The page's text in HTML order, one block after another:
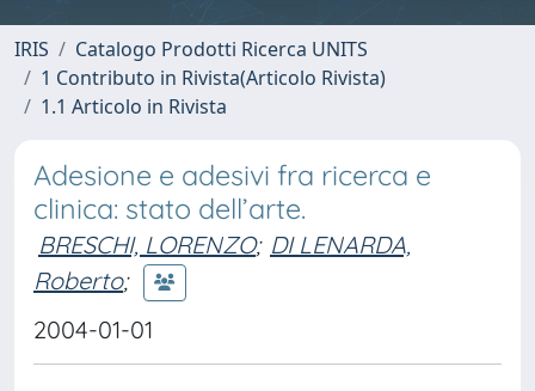
IRIS
Catalogo Prodotti Ricerca UNITS
1 Contributo in Rivista(Articolo Rivista)
1.1 Articolo in Rivista
Adesione e adesivi fra ricerca e
clinica: stato dell’arte.
BRESCHI, LORENZO; DI LENARDA,
Roberto;
2004-01-01